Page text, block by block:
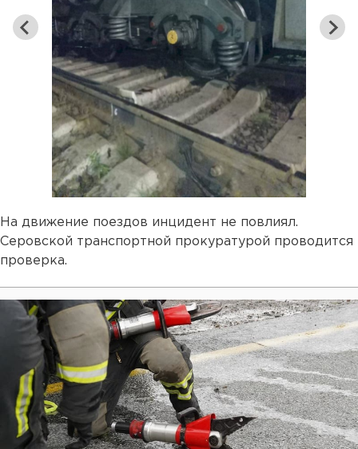
На движение поездов инцидент не повлиял.
Серовской транспортной прокуратурой проводится
проверка.